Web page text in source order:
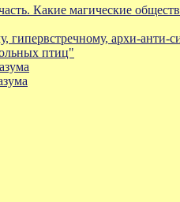
Какие магические
архи-анти-
птиц"